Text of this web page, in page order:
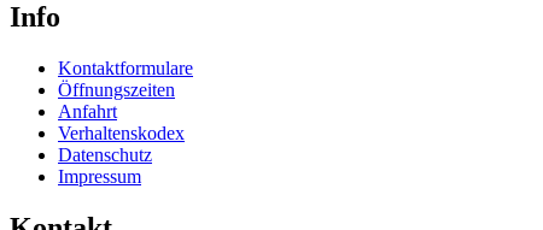
Info
Kontaktformulare
Öffnungszeiten
Anfahrt
Verhaltenskodex
Datenschutz
Impressum